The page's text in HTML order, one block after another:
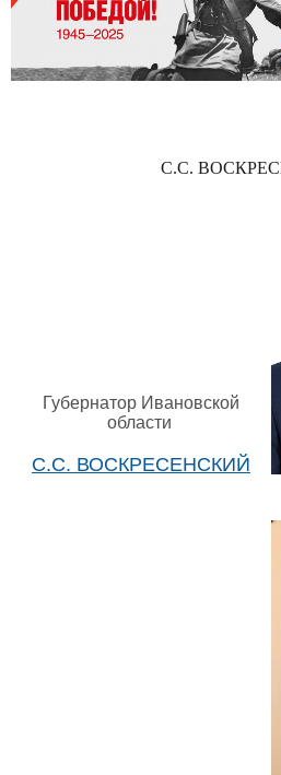
С.С.
Губернатор Ивановской
области
С.С. ВОСКРЕСЕНСКИЙ